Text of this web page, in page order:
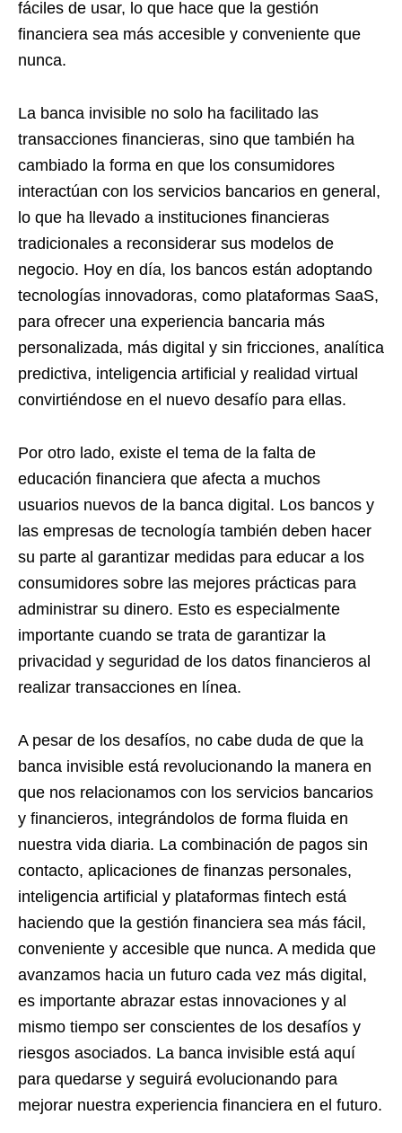
fáciles de usar, lo que hace que la gestión
financiera sea más accesible y conveniente que
nunca.
La banca invisible no solo ha facilitado las
transacciones financieras, sino que también ha
cambiado la forma en que los consumidores
interactúan con los servicios bancarios en general,
lo que ha llevado a instituciones financieras
tradicionales a reconsiderar sus modelos de
negocio. Hoy en día, los bancos están adoptando
tecnologías innovadoras, como plataformas SaaS,
para ofrecer una experiencia bancaria más
personalizada, más digital y sin fricciones, analítica
predictiva, inteligencia artificial y realidad virtual
convirtiéndose en el nuevo desafío para ellas.
Por otro lado, existe el tema de la falta de
educación financiera que afecta a muchos
usuarios nuevos de la banca digital. Los bancos y
las empresas de tecnología también deben hacer
su parte al garantizar medidas para educar a los
consumidores sobre las mejores prácticas para
administrar su dinero. Esto es especialmente
importante cuando se trata de garantizar la
privacidad y seguridad de los datos financieros al
realizar transacciones en línea.
A pesar de los desafíos, no cabe duda de que la
banca invisible está revolucionando la manera en
que nos relacionamos con los servicios bancarios
y financieros, integrándolos de forma fluida en
nuestra vida diaria. La combinación de pagos sin
contacto, aplicaciones de finanzas personales,
inteligencia artificial y plataformas fintech está
haciendo que la gestión financiera sea más fácil,
conveniente y accesible que nunca. A medida que
avanzamos hacia un futuro cada vez más digital,
es importante abrazar estas innovaciones y al
mismo tiempo ser conscientes de los desafíos y
riesgos asociados. La banca invisible está aquí
para quedarse y seguirá evolucionando para
mejorar nuestra experiencia financiera en el futuro.